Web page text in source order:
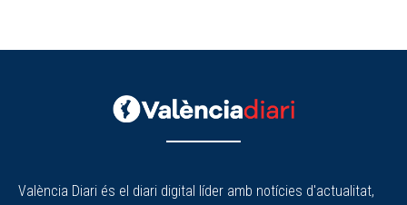
València Diari és el diari digital líder amb notícies d'actualitat,